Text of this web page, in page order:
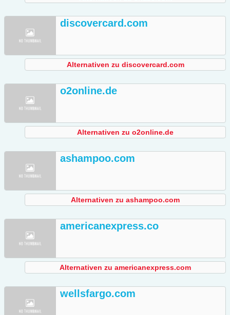
discovercard.com
Alternativen zu discovercard.com
o2online.de
Alternativen zu o2online.de
ashampoo.com
Alternativen zu ashampoo.com
americanexpress.co
Alternativen zu americanexpress.com
wellsfargo.com